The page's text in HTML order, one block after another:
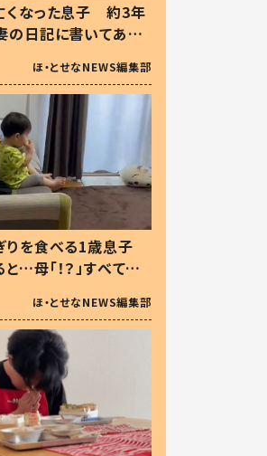
くなった息子 約3年
の日記に書いてあっ
ほ・とせなNEWS編集部
りを食べる1歳息子
…母「！？」すべてを
「可愛いから許
ほ・とせなNEWS編集部